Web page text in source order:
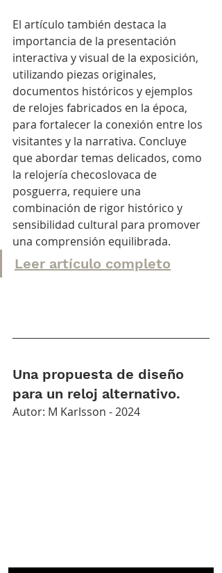
El artículo también destaca la
importancia de la presentación
interactiva y visual de la exposición,
utilizando piezas originales,
documentos históricos y ejemplos
de relojes fabricados en la época,
para fortalecer la conexión entre los
visitantes y la narrativa. Concluye
que abordar temas delicados, como
la relojería checoslovaca de
posguerra, requiere una
combinación de rigor histórico y
sensibilidad cultural para promover
una comprensión equilibrada.
Leer artículo completo
Una propuesta de diseño
para un reloj alternativo.
Autor: M Karlsson - 2024